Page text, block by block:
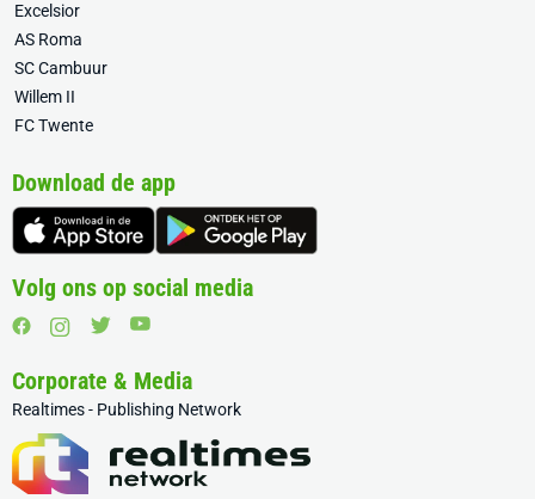
Excelsior
AS Roma
SC Cambuur
Willem II
FC Twente
Download de app
Volg ons op social media
Corporate & Media
Realtimes - Publishing Network